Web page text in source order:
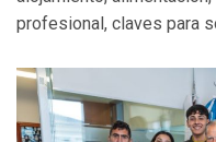
profesional, claves para